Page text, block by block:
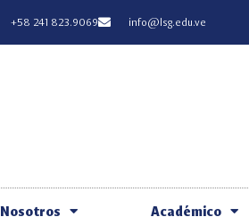
+58 241 823.9069 info@lsg.edu.ve
Nosotros Académico